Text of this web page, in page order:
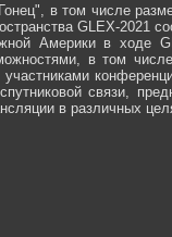
в том числе
GLEX-2021
Америки в ходе
в том
связи,
в различных